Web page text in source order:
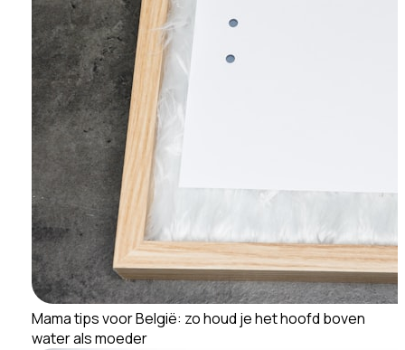
Mama tips voor België: zo houd je het hoofd boven
water als moeder